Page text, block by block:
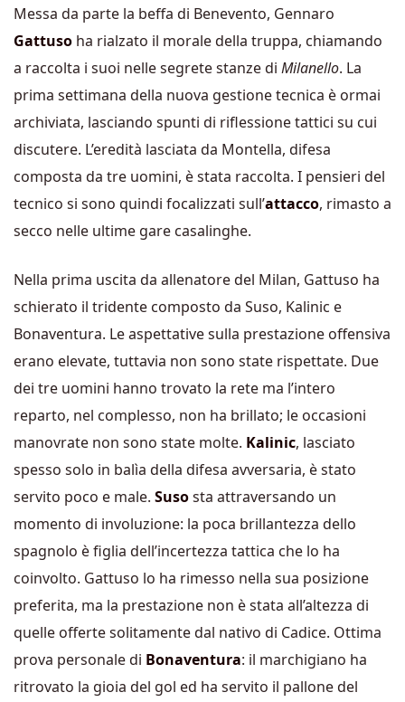
Messa da parte la beffa di Benevento, Gennaro
Gattuso ha rialzato il morale della truppa, chiamando
a raccolta i suoi nelle segrete stanze di Milanello. La
prima settimana della nuova gestione tecnica è ormai
archiviata, lasciando spunti di riflessione tattici su cui
discutere. L’eredità lasciata da Montella, difesa
composta da tre uomini, è stata raccolta. I pensieri del
tecnico si sono quindi focalizzati sull’attacco, rimasto a
secco nelle ultime gare casalinghe.
Nella prima uscita da allenatore del Milan, Gattuso ha
schierato il tridente composto da Suso, Kalinic e
Bonaventura. Le aspettative sulla prestazione offensiva
erano elevate, tuttavia non sono state rispettate. Due
dei tre uomini hanno trovato la rete ma l’intero
reparto, nel complesso, non ha brillato; le occasioni
manovrate non sono state molte. Kalinic, lasciato
spesso solo in balìa della difesa avversaria, è stato
servito poco e male. Susosta attraversando un
momento di involuzione: la poca brillantezza dello
spagnolo è figlia dell’incertezza tattica che lo ha
coinvolto. Gattuso lo ha rimesso nella sua posizione
preferita, ma la prestazione non è stata all’altezza di
quelle offerte solitamente dal nativo di Cadice. Ottima
prova personale di Bonaventura: il marchigiano ha
ritrovato la gioia del gol ed ha servito il pallone del